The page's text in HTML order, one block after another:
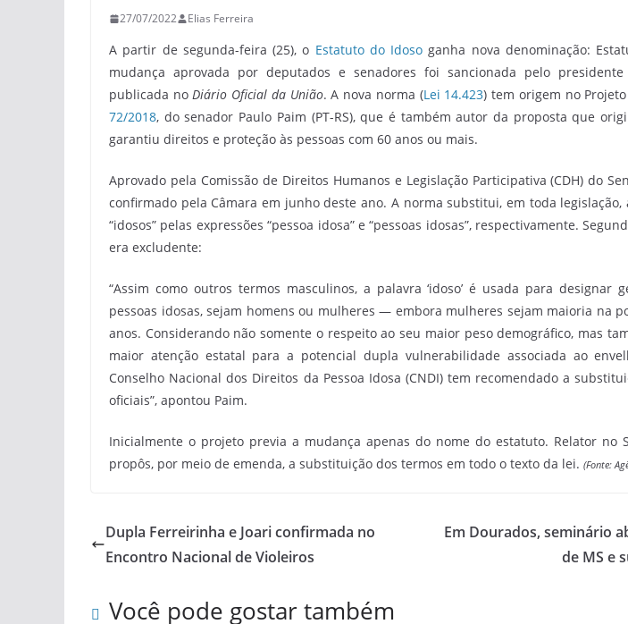
27/07/2022 Elias Ferreira
A partir de segunda-feira (25), o Estatuto do Idoso ganha nova denominação:
mudança aprovada por deputados e senadores foi sancionada pelo
publicada noDiário Oficial da União. A nova norma (Lei 14.423) tem origem no
72/2018, do senador Paulo Paim (PT-RS), que é também autor da proposta que
garantiu direitos e proteção às pessoas com 60 anos ou mais.
Aprovado pela Comissão de Direitos Humanos e Legislação Participativa (CDH) do
confirmado pela Câmara em junho deste ano. A norma substitui, em toda legislação,
“idosos” pelas expressões “pessoa idosa” e “pessoas idosas”, respectivamente.
era excludente:
“Assim como outros termos masculinos, a palavra ‘idoso’ é usada para designar
pessoas idosas, sejam homens ou mulheres — embora mulheres sejam maioria na
anos. Considerando não somente o respeito ao seu maior peso demográfico, mas
maior atenção estatal para a potencial dupla vulnerabilidade associada ao
Conselho Nacional dos Direitos da Pessoa Idosa (CNDI) tem recomendado a
oficiais”, apontou Paim.
Inicialmente o projeto previa a mudança apenas do nome do estatuto. Relator no
propôs, por meio de emenda, a substituição dos termos em todo o texto da lei. (Fonte:
Dupla Ferreirinha e Joari confirmada no
Encontro Nacional de Violeiros
Em Dourados, seminário
de MS e
Você pode gostar também